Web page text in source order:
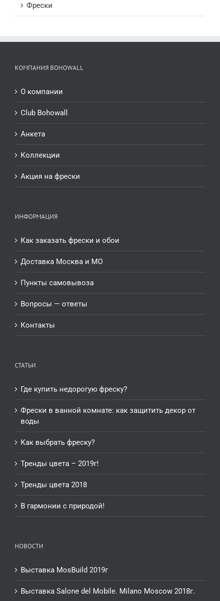
Фрески
КОМПАНИЯ BOHOWALL
О компании
Club Bohowall
Анкета
Коллекции
Акция на фрески
ИНФОРМАЦИЯ
Как заказать фрески и обои
Доставка Москва и МО
Пункты самовывоза
Вопросы — ответы
Контакты
СТАТЬИ
Где купить недорогую фреску?
Фрески в ванной комнате: как защитить декор от
воды
Как выбрать фреску?
Тренды цвета – 2019г!
Тренды цвета 2018
В гармонии с природой!
НОВОСТИ
Выставка MosBuild 2019г
Выставка Salone del Mobile. Milano Moscow 2018г.